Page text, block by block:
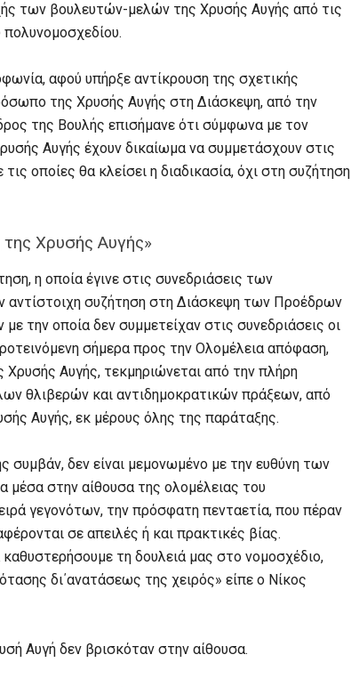
των βουλευτών-μελών της Χρυσής Αυγής από τις
πολυνομοσχεδίου.
αφού υπήρξε αντίκρουση της σχετικής
της Χρυσής Αυγής στη Διάσκεψη, από την
της Βουλής επισήμανε ότι σύμφωνα με τον
Αυγής έχουν δικαίωμα να συμμετάσχουν στις
οποίες θα κλείσει η διαδικασία, όχι στη συζήτηση
Χρυσής Αυγής»
η οποία έγινε στις συνεδριάσεις των
αντίστοιχη συζήτηση στη Διάσκεψη των Προέδρων
την οποία δεν συμμετείχαν στις συνεδριάσεις οι
σήμερα προς την Ολομέλεια απόφαση,
Αυγής, τεκμηριώνεται από την πλήρη
θλιβερών και αντιδημοκρατικών πράξεων, από
Αυγής, εκ μέρους όλης της παράταξης.
δεν είναι μεμονωμένο με την ευθύνη των
μέσα στην αίθουσα της ολομέλειας του
γεγονότων, την πρόσφατη πενταετία, που πέραν
σε απειλές ή και πρακτικές βίας.
τη δουλειά μας στο νομοσχέδιο,
δι΄ανατάσεως της χειρός» είπε ο Νίκος
Αυγή δεν βρισκόταν στην αίθουσα.